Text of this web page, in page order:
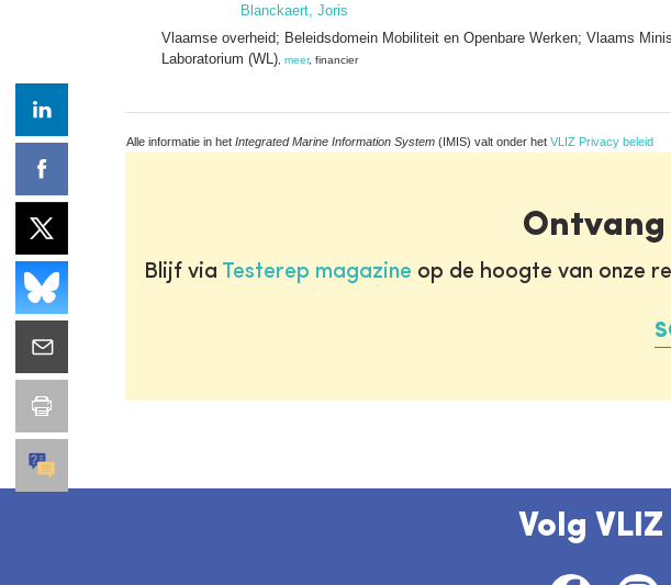
Blanckaert, Joris
Vlaamse overheid; Beleidsdomein Mobiliteit en Openbare Werken; Vlaams
Laboratorium (WL) meer, financier
Alle informatie in het Integrated Marine Information System (IMIS) valt onder het VLIZ Privacy beleid
Blijf via Testerep magazine op de hoogte van onze
Volg